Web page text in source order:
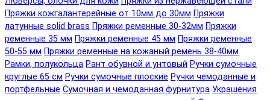
Пряжки кожгалантерейные от 10мм до 30мм Пряжки
латунные solid brass Пряжки ременные 30-32мм Пряжки
ременные 35 мм Пряжки ременные 45 мм Пряжки ременные
50-55 мм Пряжки ременные на кожаный ремень 38-40мм
Рамки, полукольца Рант обувной и унтовый Ручки сумочные
круглые 65 см Ручки сумочные плоские Ручки чемоданные и
портфельные Сумочная и чемоданная фурнитура Украшения